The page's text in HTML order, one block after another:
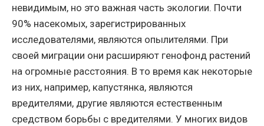
невидимым, но это важная часть экологии. Почти
90% насекомых, зарегистрированных
исследователями, являются опылителями. При
своей миграции они расширяют генофонд растений
на огромные расстояния. В то время как некоторые
из них, например, капустянка, являются
вредителями, другие являются естественным
средством борьбы с вредителями. У многих видов